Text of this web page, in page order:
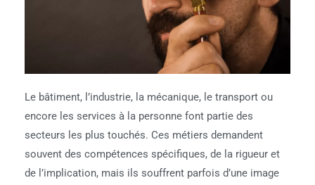
Le bâtiment, l’industrie, la mécanique, le transport ou
encore les services à la personne font partie des
secteurs les plus touchés. Ces métiers demandent
souvent des compétences spécifiques, de la rigueur et
de l’implication, mais ils souffrent parfois d’une image